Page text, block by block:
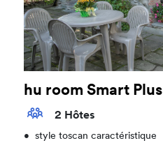
hu room Smart Plus
2 Hôtes
•
style toscan caractéristique